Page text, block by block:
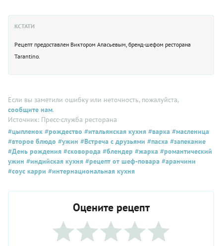
КСТАТИ
Рецепт предоставлен Виктором Апасьевым, бренд-шефом ресторана
Tarantino.
Если вы заметили ошибку или неточность, пожалуйста,
сообщите нам.
Источник: Пресс-служба ресторана
#цыпленок #рождество #итальянская кухня #варка #масленица
#второе блюдо #ужин #Встреча с друзьями #пасха #запекание
#День рождения #сковорода #блендер #жарка #романтический
ужин #индийская кухня #рецепт от шеф-повара #аранчини
#соус карри #интернациональная кухня
Оцените рецепт